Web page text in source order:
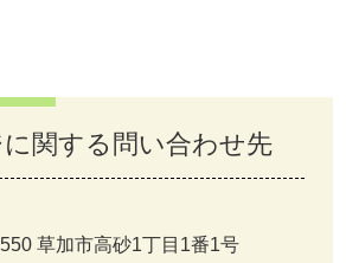
関する問い合わせ先
草加市高砂1丁目1番1号